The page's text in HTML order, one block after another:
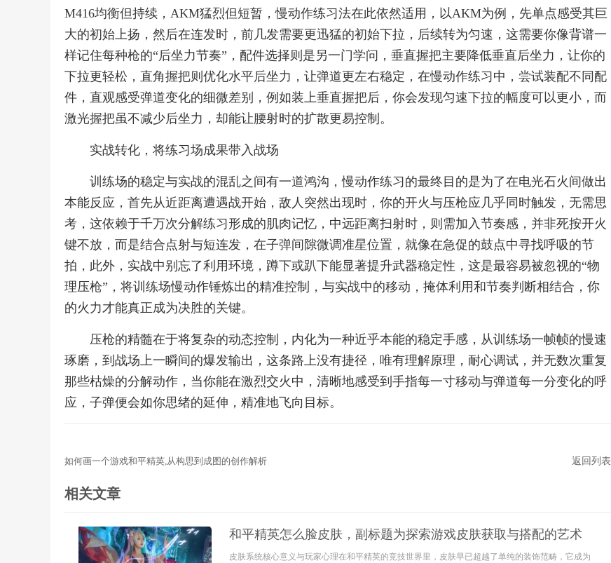
M416均衡但持续，AKM猛烈但短暂，慢动作练习法在此依然适用，以AKM为例，先单点感受其巨
大的初始上扬，然后在连发时，前几发需要更迅猛的初始下拉，后续转为匀速，这需要你像背谱一
样记住每种枪的“后坐力节奏”，配件选择则是另一门学问，垂直握把主要降低垂直后坐力，让你的
下拉更轻松，直角握把则优化水平后坐力，让弹道更左右稳定，在慢动作练习中，尝试装配不同配
件，直观感受弹道变化的细微差别，例如装上垂直握把后，你会发现匀速下拉的幅度可以更小，而
激光握把虽不减少后坐力，却能让腰射时的扩散更易控制。
实战转化，将练习场成果带入战场
训练场的稳定与实战的混乱之间有一道鸿沟，慢动作练习的最终目的是为了在电光石火间做出
本能反应，首先从近距离遭遇战开始，敌人突然出现时，你的开火与压枪应几乎同时触发，无需思
考，这依赖于千万次分解练习形成的肌肉记忆，中远距离扫射时，则需加入节奏感，并非死按开火
键不放，而是结合点射与短连发，在子弹间隙微调准星位置，就像在急促的鼓点中寻找呼吸的节
拍，此外，实战中别忘了利用环境，蹲下或趴下能显著提升武器稳定性，这是最容易被忽视的“物
理压枪”，将训练场慢动作锤炼出的精准控制，与实战中的移动，掩体利用和节奏判断相结合，你
的火力才能真正成为决胜的关键。
压枪的精髓在于将复杂的动态控制，内化为一种近乎本能的稳定手感，从训练场一帧帧的慢速
琢磨，到战场上一瞬间的爆发输出，这条路上没有捷径，唯有理解原理，耐心调试，并无数次重复
那些枯燥的分解动作，当你能在激烈交火中，清晰地感受到手指每一寸移动与弹道每一分变化的呼
应，子弹便会如你思绪的延伸，精准地飞向目标。
如何画一个游戏和平精英,从构思到成图的创作解析 返回列表
相关文章
和平精英怎么脸皮肤，副标题为探索游戏皮肤获取与搭配的艺术
皮肤系统核心意义与玩家心理在和平精英的竞技世界里，皮肤早已超越了单纯的装饰范畴，它成为